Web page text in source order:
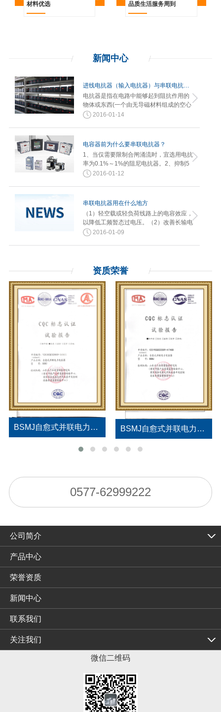
材料优选 品质生活服务周到
新闻 中心
电抗器是指在电路中能够起到阻抗作用的
物体或东西(一个由无导磁材料组成的空心
线圈)。进线电抗器（或称输入电…
2016-01-14
电容器前为什么要串联电抗器？
1、当仅需要限制合闸涌流时，宜选用电抗
率为0.1%～1%的阻尼电抗器。2、抑制5
次及以上谐波电压放大，宜选用电…
2016-01-12
串联电抗器用在什么地方
（1）轻空载或轻负荷线路上的电容效应，
以降低工频暂态过电压。（2）改善长输电
线路上的电压分布。（3）使轻…
2016-01-09
资质荣誉
BSMJ自愈式并联电力电容器试验报告 BSMJ自愈式并联电力电容器试验报告
0577-62999222
公司简介
产品中心
荣誉资质
新闻中心
联系我们
关注我们
微信二维码